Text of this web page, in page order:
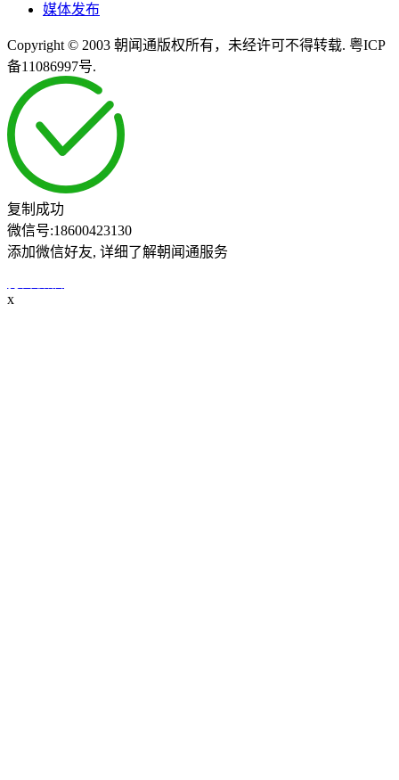
媒体发布
Copyright © 2003 朝闻通版权所有，未经许可不得转载. 粤ICP
备11086997号.
复制成功
微信号:18600423130
添加微信好友, 详细了解朝闻通服务
x